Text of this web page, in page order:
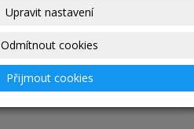
od 2 335,00 Kč
Upravit nastavení
Odmítnout cookies
Přijmout cookies